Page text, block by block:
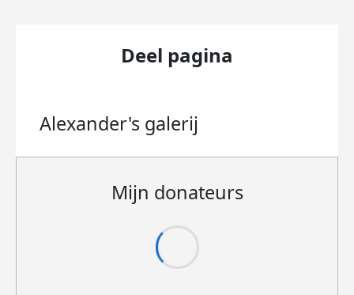
Deel pagina
Alexander's galerij
Mijn donateurs